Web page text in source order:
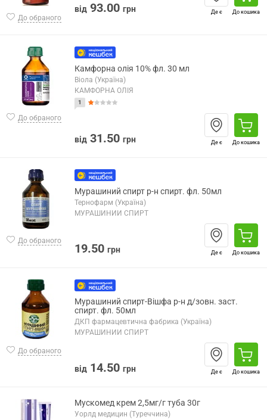
До обраного
від 93.00 грн Де є До кошика
До обраного
Камфорна олія 10% фл. 30 мл
Віола (Україна)
КАМФОРНА ОЛІЯ
1
від 31.50 грн Де є До кошика
До обраного
Мурашиний спирт р-н спирт. фл. 50мл
Тернофарм (Україна)
МУРАШИНИЙ СПИРТ
19.50 грн Де є До кошика
До обраного
Мурашиний спирт-Вішфа р-н д/зовн. заст.
спирт. фл. 50мл
ДКП фармацевтична фабрика (Україна)
МУРАШИНИЙ СПИРТ
від 14.50 грн Де є До кошика
Мускомед крем 2,5мг/г туба 30г
Уорлд медицин (Туреччина)